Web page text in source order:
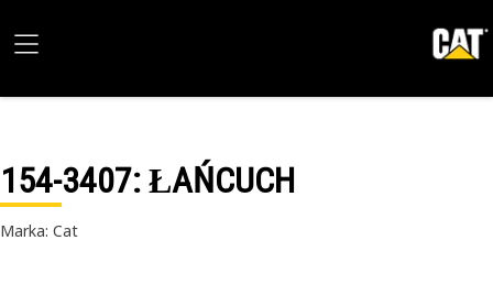
154-3407: ŁAŃCUCH
Marka: Cat